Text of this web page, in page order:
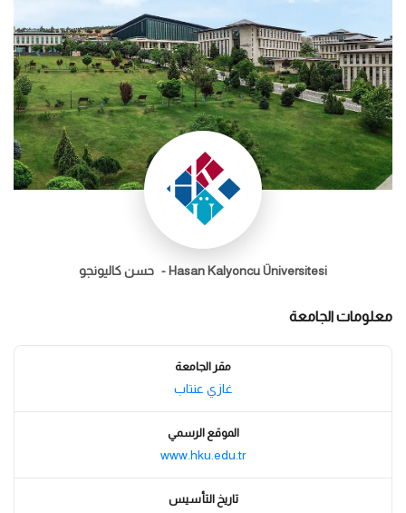
Hasan Kalyoncu Üniversitesi - حسن كاليونجو
معلومات الجامعة
مقر الجامعة
غازي عنتاب
الموقع الرسمي
www.hku.edu.tr
تاريخ التأسيس